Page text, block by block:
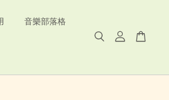
音樂部落格